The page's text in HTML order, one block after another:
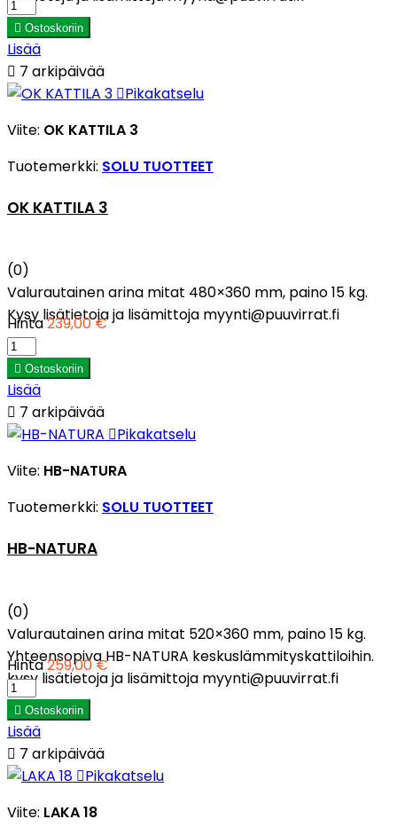
 Ostoskoriin
Lisää
 7 arkipäivää
Pikakatselu
Viite: OK KATTILA 3
Tuotemerkki: SOLU TUOTTEET
OK KATTILA 3
(0)
Valurautainen arina mitat 480×360 mm, paino 15 kg.
Kysy lisätietoja ja lisämittoja myynti@puuvirrat.fi
Hinta239,00 €
 Ostoskoriin
Lisää
 7 arkipäivää
Pikakatselu
Viite: HB-NATURA
Tuotemerkki: SOLU TUOTTEET
HB-NATURA
(0)
Valurautainen arina mitat 520×360 mm, paino 15 kg.
Yhteensopiva HB-NATURA keskuslämmityskattiloihin.
kysy lisätietoja ja lisämittoja myynti@puuvirrat.fi
Hinta259,00 €
 Ostoskoriin
Lisää
 7 arkipäivää
Pikakatselu
Viite: LAKA 18